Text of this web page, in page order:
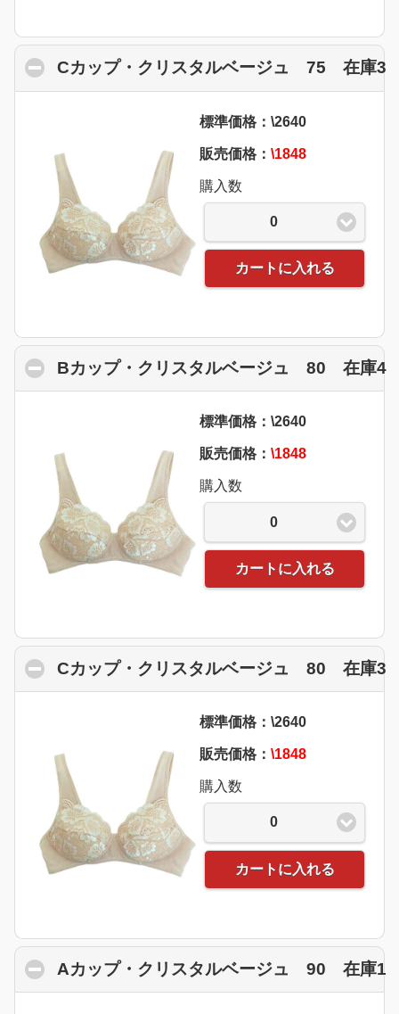
Cカップ・クリスタルベージュ 75 在庫3
標準価格：\2640
販売価格： \1848
購入数
0
カートに入れる
Bカップ・クリスタルベージュ 80 在庫4
標準価格：\2640
販売価格： \1848
購入数
0
カートに入れる
Cカップ・クリスタルベージュ 80 在庫3
標準価格：\2640
販売価格： \1848
購入数
0
カートに入れる
Aカップ・クリスタルベージュ 90 在庫1